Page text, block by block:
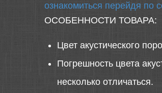
ознакомиться перейдя по
ОСОБЕННОСТИ ТОВАРА:
Цвет акустического
Погрешность цвета
несколько отличаться.